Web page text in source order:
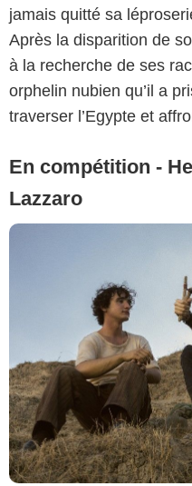
jamais quitté sa
Après la disparition de
à la recherche de ses
orphelin nubien qu’il a
traverser l’Egypte et
En compétition -
Lazzaro